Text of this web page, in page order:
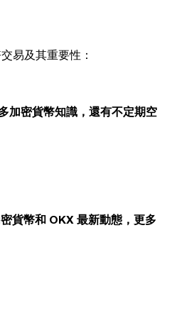
易及其重要性：
加密貨幣知識，還有不定期空
貨幣和 OKX 最新動態，更多